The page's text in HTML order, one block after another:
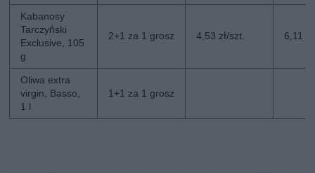
Kabanosy
Tarczyński
Exclusive, 105
g
2+1 za 1 grosz 4,53 zł/szt. 6,11
Oliwa extra
virgin, Basso,
1 l
1+1 za 1 grosz